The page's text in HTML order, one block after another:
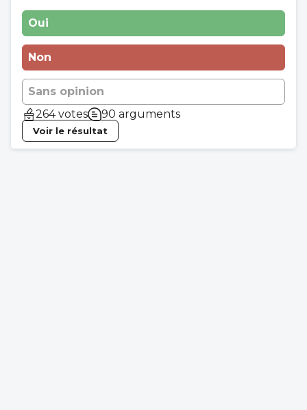
Oui
Non
Sans opinion
264 votes
90 arguments
Voir le résultat